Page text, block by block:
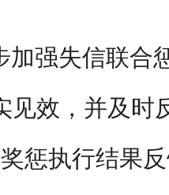
强失信联合
见效，并及时
惩执行结果